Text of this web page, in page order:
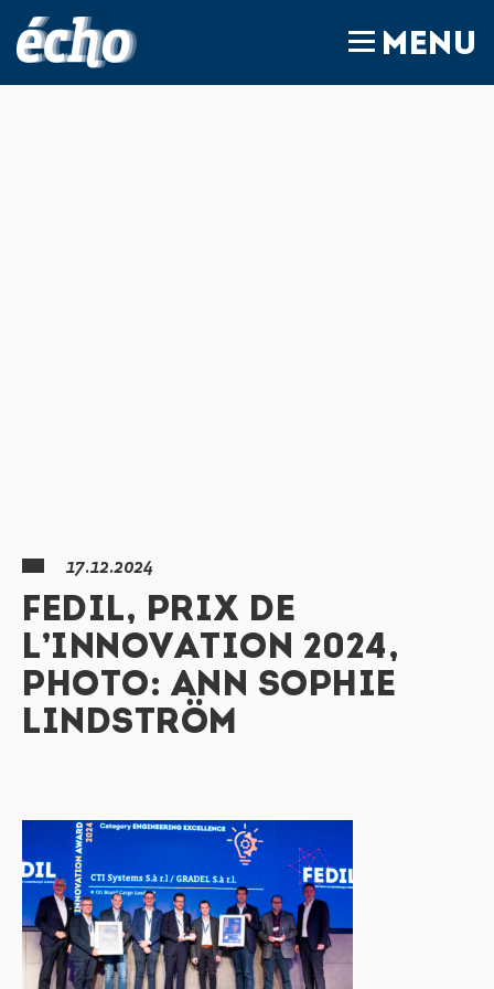
MENU
17.12.2024
FEDIL, PRIX DE
L’INNOVATION 2024,
PHOTO: ANN SOPHIE
LINDSTRÖM